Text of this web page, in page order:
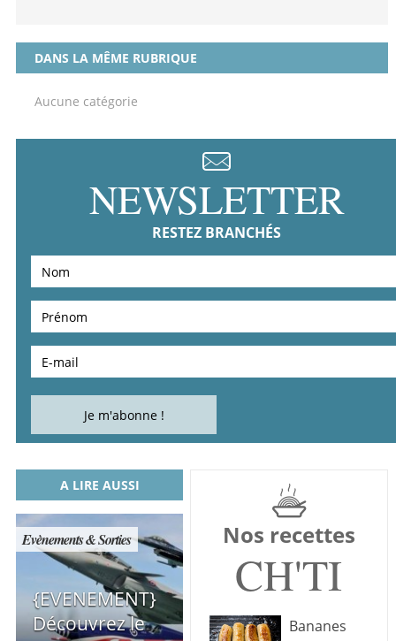
DANS LA MÊME RUBRIQUE
Aucune catégorie
NEWSLETTER
RESTEZ BRANCHÉS
A LIRE AUSSI
Evènements & Sorties
{EVENEMENT}
Découvrez le
Nos recettes
CH'TI
Bananes